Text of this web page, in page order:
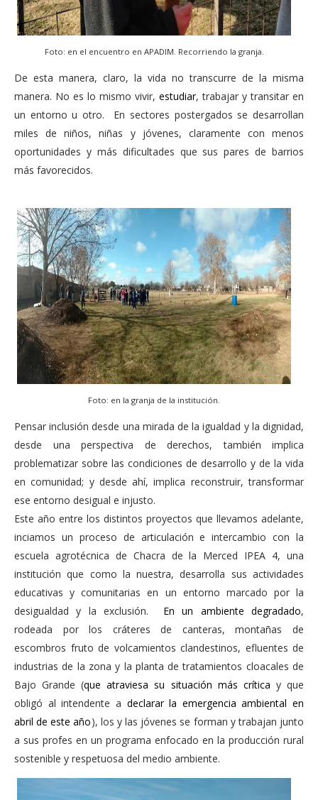
Foto: en el encuentro en APADIM. Recorriendo la granja.
De esta manera, claro, la vida no transcurre de la misma
manera. No es lo mismo vivir, estudiar, trabajar y transitar en
un entorno u otro. En sectores postergados se desarrollan
miles de niños, niñas y jóvenes, claramente con menos
oportunidades y más dificultades que sus pares de barrios
más favorecidos.
Foto: en la granja de la institución.
Pensar inclusión desde una mirada de la igualdad y la dignidad,
desde una perspectiva de derechos, también implica
problematizar sobre las condiciones de desarrollo y de la vida
en comunidad; y desde ahí, implica reconstruir, transformar
ese entorno desigual e injusto.
Este año entre los distintos proyectos que llevamos adelante,
inciamos un proceso de articulación e intercambio con la
escuela agrotécnica de Chacra de la Merced IPEA 4, una
institución que como la nuestra, desarrolla sus actividades
educativas y comunitarias en un entorno marcado por la
desigualdad y la exclusión. En un ambiente degradado,
rodeada por los cráteres de canteras, montañas de
escombros fruto de volcamientos clandestinos, efluentes de
industrias de la zona y la planta de tratamientos cloacales de
Bajo Grande (que atraviesa su situación más crítica y que
obligó al intendente a declarar la emergencia ambiental en
abril de este año), los y las jóvenes se forman y trabajan junto
a sus profes en un programa enfocado en la producción rural
sostenible y respetuosa del medio ambiente.